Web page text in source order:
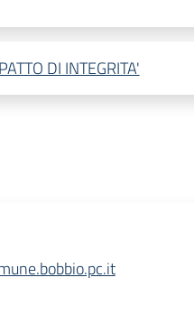
DI INTEGRITA'